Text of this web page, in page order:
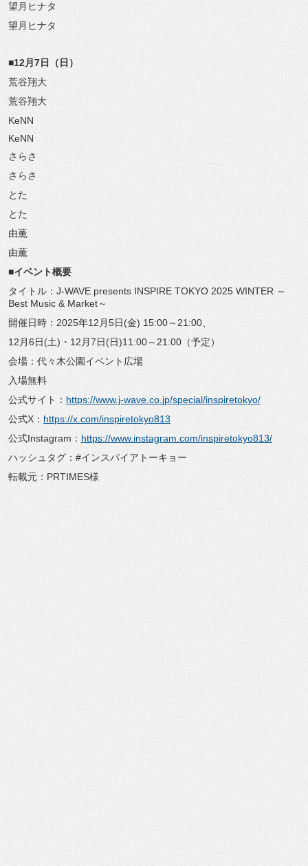
望月ヒナタ
望月ヒナタ
■12月7日（日）
荒谷翔大
荒谷翔大
KeNN
KeNN
さらさ
さらさ
とた
とた
由薫
由薫
■イベント概要
タイトル：J-WAVE presents INSPIRE TOKYO 2025 WINTER ～
Best Music & Market～
開催日時：2025年12月5日(金) 15:00～21:00、
12月6日(土)・12月7日(日)11:00～21:00（予定）
会場：代々木公園イベント広場
入場無料
公式サイト： https://www.j-wave.co. jp/special/inspiretokyo/
公式X： https://x.com/inspiretokyo813
公式Instagram： https://www. instagram.com/inspiretokyo813/
ハッシュタグ：#インスパイアトーキョー
転載元：PRTIMES様